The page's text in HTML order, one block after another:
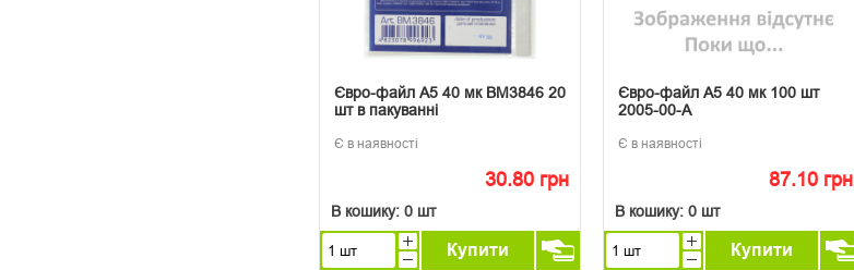
Євро-файл А5 40 мк ВМ3846 20
шт в пакуванні
Є в наявності
30.80 грн
В кошику: 0 шт
Купити
Євро-файл А5 40 мк 100 шт
2005-00-A
Є в наявності
87.10 грн
В кошику: 0 шт
Купити